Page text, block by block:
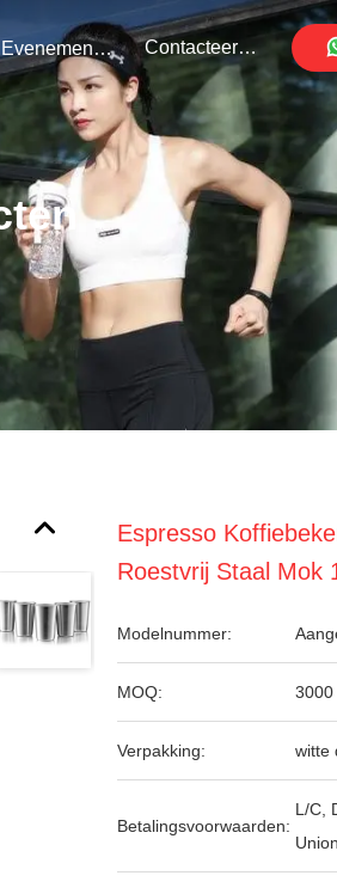
Evenementen Contacteer Ons
Espresso
Roestvrij Staal Mok
Modelnummer:
MOQ: 3000
Verpakking: witte
Betalingsvoorwaarden:
L/C,